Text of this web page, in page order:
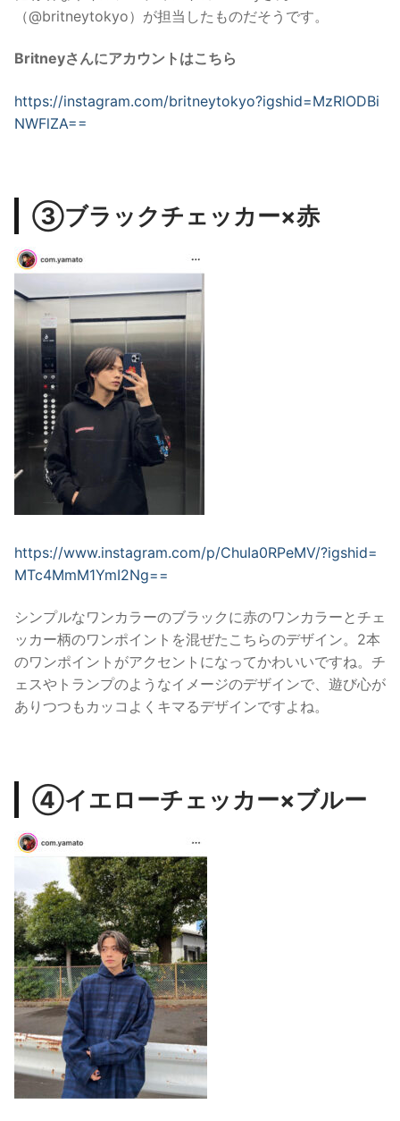
（@britneytokyo）が担当したものだそうです。
Britneyさんにアカウントはこちら
https://instagram.com/britneytokyo?igshid=MzRlODBi
NWFlZA==
③ブラックチェッカー×赤
https://www.instagram.com/p/ChuIa0RPeMV/?igshid=
MTc4MmM1YmI2Ng==
シンプルなワンカラーのブラックに赤のワンカラーとチェ
ッカー柄のワンポイントを混ぜたこちらのデザイン。2本
のワンポイントがアクセントになってかわいいですね。チ
ェスやトランプのようなイメージのデザインで、遊び心が
ありつつもカッコよくキマるデザインですよね。
④イエローチェッカー×ブルー